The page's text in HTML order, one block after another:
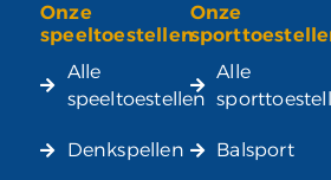
Onze
speeltoestellen
Alle
speeltoestellen
Denkspellen
Onze
Alle
Balsport